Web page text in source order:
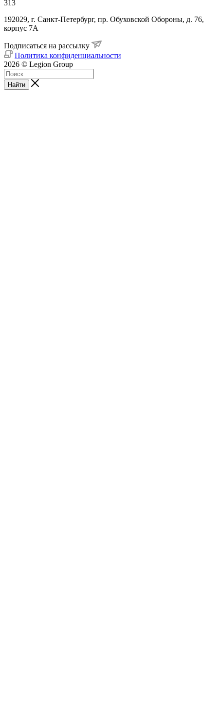
313
192029, г. Санкт-Петербург, пр. Обуховской Обороны, д. 76,
корпус 7А
Подписаться на рассылку
Политика конфиденциальности
2026 © Legion Group
Найти